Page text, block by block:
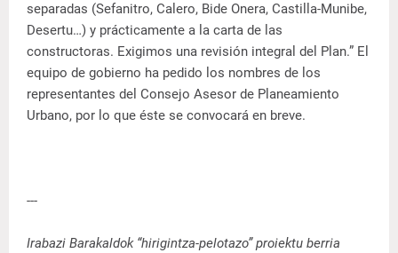
separadas (Sefanitro, Calero, Bide Onera, Castilla-Munibe,
Desertu…) y prácticamente a la carta de las
constructoras. Exigimos una revisión integral del Plan.” El
equipo de gobierno ha pedido los nombres de los
representantes del Consejo Asesor de Planeamiento
Urbano, por lo que éste se convocará en breve.
---
Irabazi Barakaldok “hirigintza-pelotazo” proiektu berria